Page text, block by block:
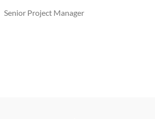
Senior Project Manager